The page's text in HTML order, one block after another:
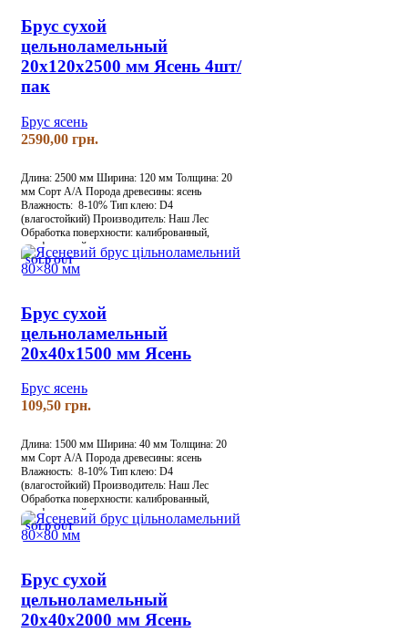
Брус сухой
цельноламельный
20х120х2500 мм Ясень 4шт/
пак
Брус ясень
грн.
Длина: 2500 мм Ширина: 120 мм Толщина: 20
мм Сорт А/А Порода древесины: ясень
Влажность: 8-10% Тип клею: D4
(влагостойкий) Производитель: Наш Лес
Обработка поверхности: калиброванный,
шлифованный
SOLD OUT
Брус сухой
цельноламельный
20х40х1500 мм Ясень
Брус ясень
грн.
Длина: 1500 мм Ширина: 40 мм Толщина: 20
мм Сорт А/А Порода древесины: ясень
Влажность: 8-10% Тип клею: D4
(влагостойкий) Производитель: Наш Лес
Обработка поверхности: калиброванный,
шлифованный
SOLD OUT
Брус сухой
цельноламельный
20х40х2000 мм Ясень